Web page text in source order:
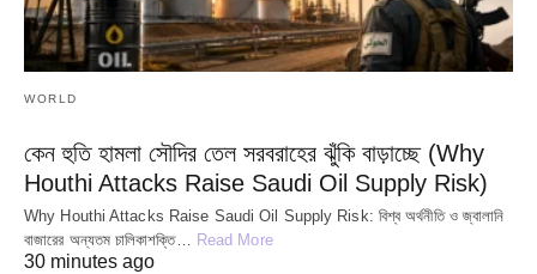
WORLD
কেন হুতি হামলা সৌদির তেল সরবরাহের ঝুঁকি বাড়াচ্ছে (Why
Houthi Attacks Raise Saudi Oil Supply Risk)
Why Houthi Attacks Raise Saudi Oil Supply Risk: বিশ্ব অর্থনীতি ও জ্বালানি
বাজারের অন্যতম চালিকাশক্তি… Read More
30 minutes ago